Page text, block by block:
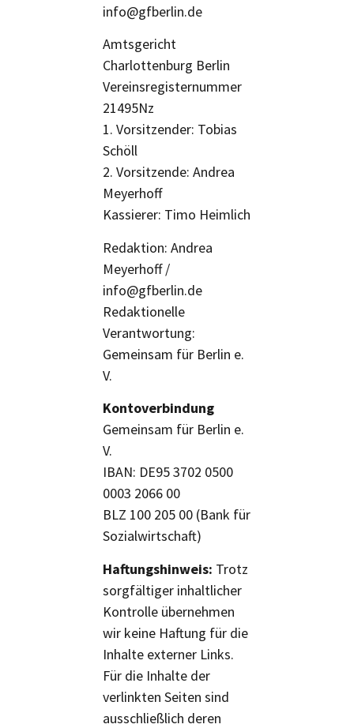
info@gfberlin.de
Amtsgericht
Charlottenburg Berlin
Vereinsregisternummer
21495Nz
1. Vorsitzender: Tobias
Schöll
2. Vorsitzende: Andrea
Meyerhoff
Kassierer: Timo Heimlich
Redaktion: Andrea
Meyerhoff /
info@gfberlin.de
Redaktionelle
Verantwortung:
Gemeinsam für Berlin e.
V.
Kontoverbindung
Gemeinsam für Berlin e.
V.
IBAN: DE95 3702 0500
0003 2066 00
BLZ 100 205 00 (Bank für
Sozialwirtschaft)
Haftungshinweis: Trotz
sorgfältiger inhaltlicher
Kontrolle übernehmen
wir keine Haftung für die
Inhalte externer Links.
Für die Inhalte der
verlinkten Seiten sind
ausschließlich deren